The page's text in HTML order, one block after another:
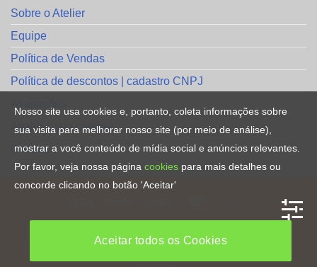
Sobre o Atelier
Equipe
Política de Vendas
Política de descontos | cadastro CNPJ
Avalie a sua compra
Contato
Copyright [2023] ©Direitos Reservados. By
Familia
Nosso site usa cookies e, portanto, coleta informações sobre
sua visita para melhorar nosso site (por meio de análise),
mostrar a você conteúdo de mídia social e anúncios relevantes.
Por favor, veja nossa página cookies para mais detalhes ou
concorde clicando no botão 'Aceitar'
Aceitar todos os Cookies